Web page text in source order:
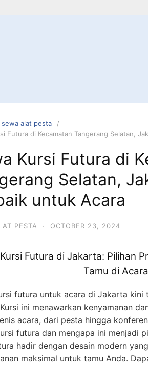
sewa alat pesta
Futura di Kecamatan Tangerang Selatan,
Kursi Futura di
Selatan,
untuk Acara
PESTA · OCTOBER 23, 2024
Futura di Jakarta: Pilihan
Tamu di Acara
futura untuk acara di Jakarta kini
ini menawarkan kenyamanan
acara, dari pesta hingga
futura dan mengapa ini menjadi
hadir dengan desain modern
maksimal untuk tamu Anda.